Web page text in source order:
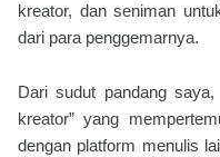
kreator, dan seniman
dari para penggemarnya.
Dari sudut pandang
kreator” yang
dengan platform menulis